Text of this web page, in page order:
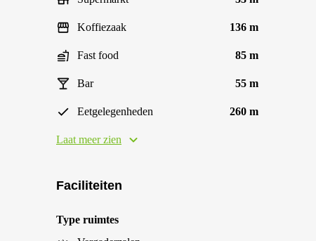
Koffiezaak 136 m
Fast food 85 m
Bar 55 m
Eetgelegenheden 260 m
Laat meer zien
Faciliteiten
Type ruimtes